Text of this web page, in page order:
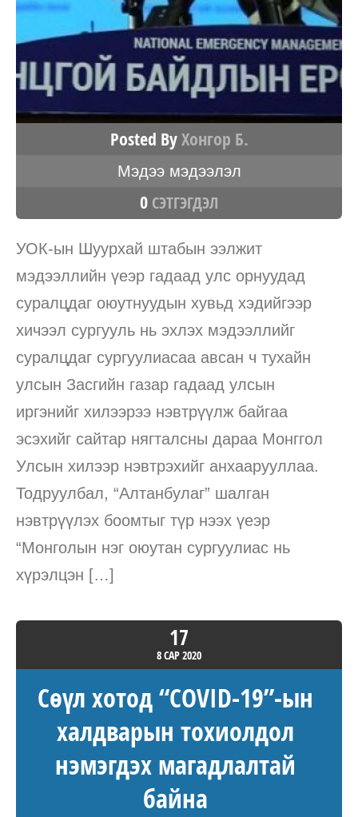
Posted ByХонгор Б.
Мэдээ мэдээлэл
0 СЭТГЭГДЭЛ
УОК-ын Шуурхай штабын ээлжит
мэдээллийн үеэр гадаад улс орнуудад
суралцдаг оюутнуудын хувьд хэдийгээр
хичээл сургууль нь эхлэх мэдээллийг
суралцдаг сургуулиасаа авсан ч тухайн
улсын Засгийн газар гадаад улсын
иргэнийг хилээрээ нэвтрүүлж байгаа
эсэхийг сайтар нягталсны дараа Монггол
Улсын хилээр нэвтрэхийг анхаарууллаа.
Тодруулбал, “Алтанбулаг” шалган
нэвтрүүлэх боомтыг түр нээх үеэр
“Монголын нэг оюутан сургуулиас нь
хүрэлцэн […]
17
8 САР2020
Сөүл хотод “COVID-19”-ын
халдварын тохиолдол
нэмэгдэх магадлалтай
байна